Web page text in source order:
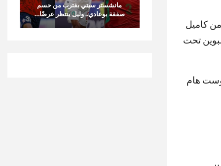
كاميل
تحت
وست هام
مانشستر سيتي يقترب من حسم
صفقة بوعادي.. وليل ينتظر عرضًا…